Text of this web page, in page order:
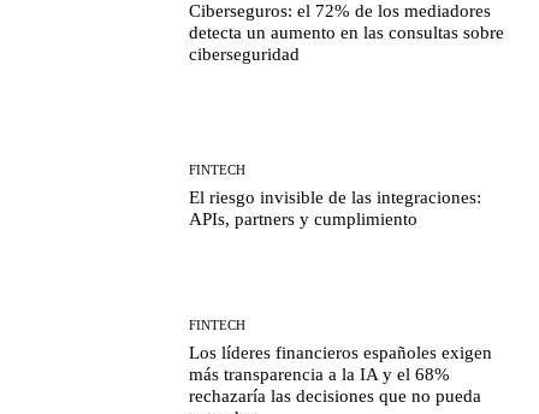
Ciberseguros: el 72% de los mediadores
detecta un aumento en las consultas sobre
ciberseguridad
FINTECH
El riesgo invisible de las integraciones:
APIs, partners y cumplimiento
FINTECH
Los líderes financieros españoles exigen
más transparencia a la IA y el 68%
rechazaría las decisiones que no pueda